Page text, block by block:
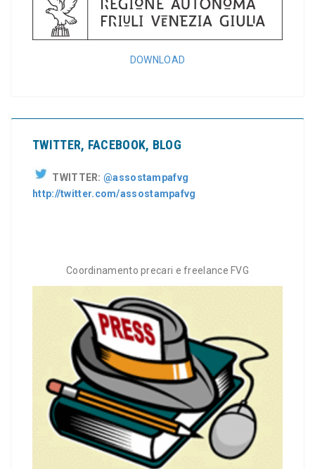
DOWNLOAD
TWITTER, FACEBOOK, BLOG
TWITTER:@assostampafvg
http://twitter.com/assostampafvg
Coordinamento precari e freelance FVG